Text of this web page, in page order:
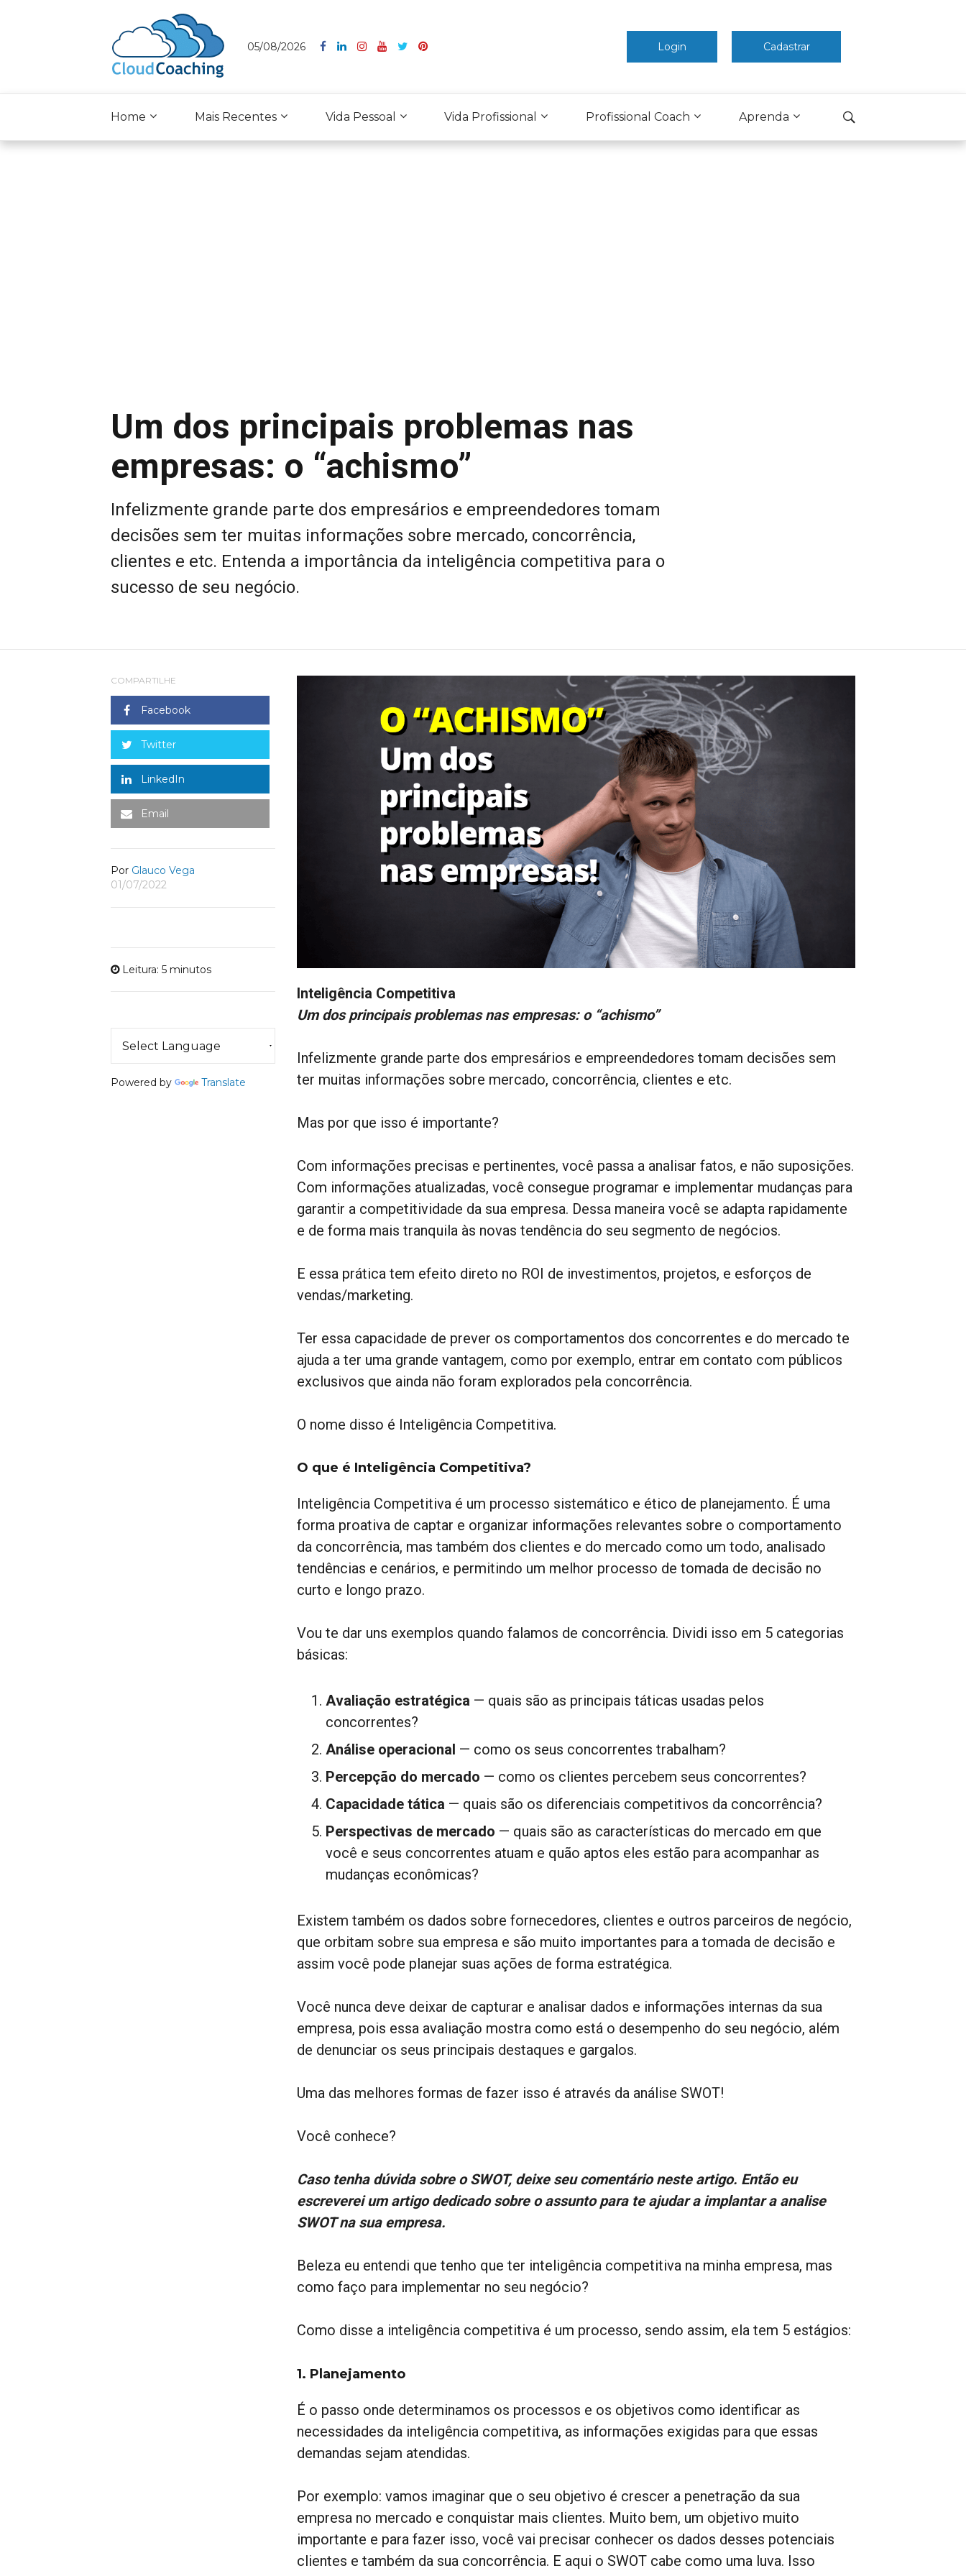
05/08/2026 Login Cadastrar
Home Mais Recentes Vida Pessoal Vida Profissional Profissional Coach Aprenda
Um dos principais problemas nas
empresas: o “achismo”
Infelizmente grande parte dos empresários e empreendedores tomam
decisões sem ter muitas informações sobre mercado, concorrência,
clientes e etc. Entenda a importância da inteligência competitiva para o
sucesso de seu negócio.
COMPARTILHE
Facebook
Twitter
LinkedIn
Email
Por Glauco Vega
01/07/2022
Leitura: 5 minutos
Powered by Translate
Inteligência Competitiva
Um dos principais problemas nas empresas: o “achismo”
Infelizmente grande parte dos empresários e empreendedores tomam decisões sem
ter muitas informações sobre mercado, concorrência, clientes e etc.
Mas por que isso é importante?
Com informações precisas e pertinentes, você passa a analisar fatos, e não suposições.
Com informações atualizadas, você consegue programar e implementar mudanças para
garantir a competitividade da sua empresa. Dessa maneira você se adapta rapidamente
e de forma mais tranquila às novas tendência do seu segmento de negócios.
E essa prática tem efeito direto no ROI de investimentos, projetos, e esforços de
vendas/marketing.
Ter essa capacidade de prever os comportamentos dos concorrentes e do mercado te
ajuda a ter uma grande vantagem, como por exemplo, entrar em contato com públicos
exclusivos que ainda não foram explorados pela concorrência.
O nome disso é Inteligência Competitiva.
O que é Inteligência Competitiva?
Inteligência Competitiva é um processo sistemático e ético de planejamento. É uma
forma proativa de captar e organizar informações relevantes sobre o comportamento
da concorrência, mas também dos clientes e do mercado como um todo, analisado
tendências e cenários, e permitindo um melhor processo de tomada de decisão no
curto e longo prazo.
Vou te dar uns exemplos quando falamos de concorrência. Dividi isso em 5 categorias
básicas:
Avaliação estratégica — quais são as principais táticas usadas pelos
concorrentes?
Análise operacional — como os seus concorrentes trabalham?
Percepção do mercado — como os clientes percebem seus concorrentes?
Capacidade tática — quais são os diferenciais competitivos da concorrência?
Perspectivas de mercado — quais são as características do mercado em que
você e seus concorrentes atuam e quão aptos eles estão para acompanhar as
mudanças econômicas?
Existem também os dados sobre fornecedores, clientes e outros parceiros de negócio,
que orbitam sobre sua empresa e são muito importantes para a tomada de decisão e
assim você pode planejar suas ações de forma estratégica.
Você nunca deve deixar de capturar e analisar dados e informações internas da sua
empresa, pois essa avaliação mostra como está o desempenho do seu negócio, além
de denunciar os seus principais destaques e gargalos.
Uma das melhores formas de fazer isso é através da análise SWOT!
Você conhece?
Caso tenha dúvida sobre o SWOT, deixe seu comentário neste artigo. Então eu
escreverei um artigo dedicado sobre o assunto para te ajudar a implantar a analise
SWOT na sua empresa.
Beleza eu entendi que tenho que ter inteligência competitiva na minha empresa, mas
como faço para implementar no seu negócio?
Como disse a inteligência competitiva é um processo, sendo assim, ela tem 5 estágios:
1. Planejamento
É o passo onde determinamos os processos e os objetivos como identificar as
necessidades da inteligência competitiva, as informações exigidas para que essas
demandas sejam atendidas.
Por exemplo: vamos imaginar que o seu objetivo é crescer a penetração da sua
empresa no mercado e conquistar mais clientes. Muito bem, um objetivo muito
importante e para fazer isso, você vai precisar conhecer os dados desses potenciais
clientes e também da sua concorrência. E aqui o SWOT cabe como uma luva. Isso